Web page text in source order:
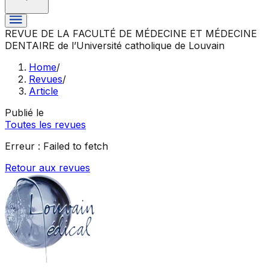
REVUE DE LA FACULTÉ DE MÉDECINE ET MÉDECINE
DENTAIRE de l’Université catholique de Louvain
Home/
Revues/
Article
Publié le
Toutes les revues
Erreur : Failed to fetch
Retour aux revues